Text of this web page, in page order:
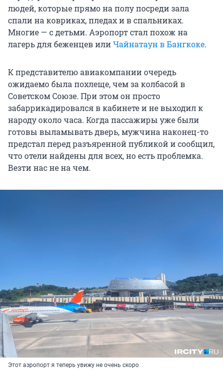
людей, которые прямо на полу посреди зала
спали на ковриках, пледах и в спальниках.
Многие — с детьми. Аэропорт стал похож на
лагерь для беженцев илиЧайнатаун в Бангкоке.
К представителю авиакомпании очередь
ожидаемо была похлеще, чем за колбасой в
Советском Союзе. При этом он просто
забаррикадировался в кабинете и не выходил к
народу около часа. Когда пассажиры уже были
готовы выламывать дверь, мужчина наконец-то
предстал перед разъяренной публикой и сообщил,
что отели найдены для всех, но есть проблемка.
Везти нас не на чем.
Этот аэропорт я теперь увижу не очень скоро